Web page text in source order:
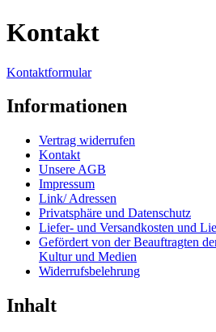
Kontakt
Kontaktformular
Informationen
Vertrag widerrufen
Kontakt
Unsere AGB
Impressum
Link/ Adressen
Privatsphäre und Datenschutz
Liefer- und Versandkosten und
Gefördert von der Beauftragten
Kultur und Medien
Widerrufsbelehrung
Inhalt